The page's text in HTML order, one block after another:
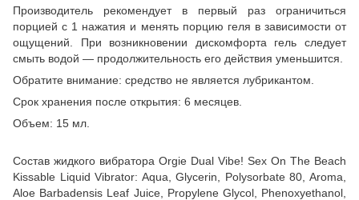
Производитель рекомендует в первый раз ограничиться
порцией с 1 нажатия и менять порцию геля в зависимости от
ощущений. При возникновении дискомфорта гель следует
смыть водой — продолжительность его действия уменьшится.
Обратите внимание: средство не является лубрикантом.
Срок хранения после открытия: 6 месяцев.
Объем: 15 мл.
Состав жидкого вибратора Orgie Dual Vibe! Sex On The Beach
Kissable Liquid Vibrator: Aqua, Glycerin, Polysorbate 80, Aroma,
Aloe Barbadensis Leaf Juice, Propylene Glycol, Phenoxyethanol,